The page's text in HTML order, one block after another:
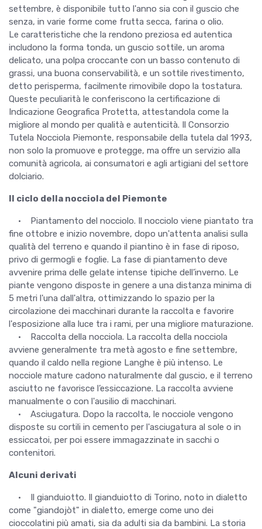
settembre, è disponibile tutto l'anno sia con il guscio che
senza, in varie forme come frutta secca, farina o olio.
Le caratteristiche che la rendono preziosa ed autentica
includono la forma tonda, un guscio sottile, un aroma
delicato, una polpa croccante con un basso contenuto di
grassi, una buona conservabilità, e un sottile rivestimento,
detto perisperma, facilmente rimovibile dopo la tostatura.
Queste peculiarità le conferiscono la certificazione di
Indicazione Geografica Protetta, attestandola come la
migliore al mondo per qualità e autenticità. Il Consorzio
Tutela Nocciola Piemonte, responsabile della tutela dal 1993,
non solo la promuove e protegge, ma offre un servizio alla
comunità agricola, ai consumatori e agli artigiani del settore
dolciario.
Il ciclo della nocciola del Piemonte
• Piantamento del nocciolo. Il nocciolo viene piantato tra
fine ottobre e inizio novembre, dopo un'attenta analisi sulla
qualità del terreno e quando il piantino è in fase di riposo,
privo di germogli e foglie. La fase di piantamento deve
avvenire prima delle gelate intense tipiche dell’inverno. Le
piante vengono disposte in genere a una distanza minima di
5 metri l'una dall'altra, ottimizzando lo spazio per la
circolazione dei macchinari durante la raccolta e favorire
l'esposizione alla luce tra i rami, per una migliore maturazione.
• Raccolta della nocciola. La raccolta della nocciola
avviene generalmente tra metà agosto e fine settembre,
quando il caldo nella regione Langhe è più intenso. Le
nocciole mature cadono naturalmente dal guscio, e il terreno
asciutto ne favorisce l’essiccazione. La raccolta avviene
manualmente o con l'ausilio di macchinari.
• Asciugatura. Dopo la raccolta, le nocciole vengono
disposte su cortili in cemento per l'asciugatura al sole o in
essiccatoi, per poi essere immagazzinate in sacchi o
contenitori.
Alcuni derivati
• Il gianduiotto. Il gianduiotto di Torino, noto in dialetto
come "giandojòt" in dialetto, emerge come uno dei
cioccolatini più amati, sia da adulti sia da bambini. La storia